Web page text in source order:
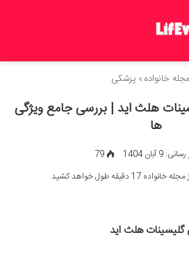
مجله خانواده» پزشکی
هلث اید | بررسی جامع ویژگی
ها
آبان 1404
79
دقیقه طول خواهد کشید
هلث اید